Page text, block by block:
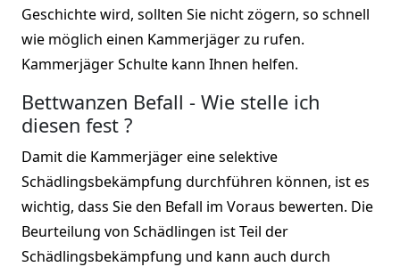
Geschichte wird, sollten Sie nicht zögern, so schnell
wie möglich einen Kammerjäger zu rufen.
Kammerjäger Schulte kann Ihnen helfen.
Bettwanzen Befall - Wie stelle ich
diesen fest ?
Damit die Kammerjäger eine selektive
Schädlingsbekämpfung durchführen können, ist es
wichtig, dass Sie den Befall im Voraus bewerten. Die
Beurteilung von Schädlingen ist Teil der
Schädlingsbekämpfung und kann auch durch